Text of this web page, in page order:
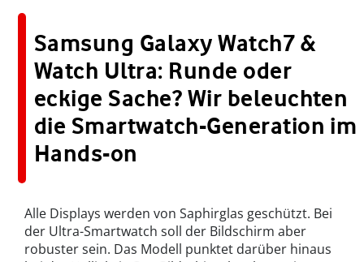
Samsung Galaxy Watch7 &
Watch Ultra: Runde oder
eckige Sache? Wir beleuchten
die Smartwatch-Generation im
Hands-on
Alle Displays werden von Saphirglas geschützt. Bei
der Ultra-Smartwatch soll der Bildschirm aber
robuster sein. Das Modell punktet darüber hinaus